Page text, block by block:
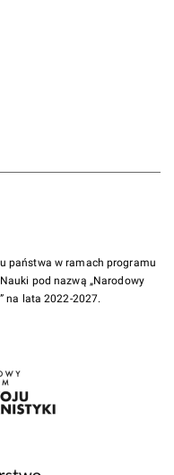
państwa w ramach programu
pod nazwą „Narodowy
na lata 2022-2027.